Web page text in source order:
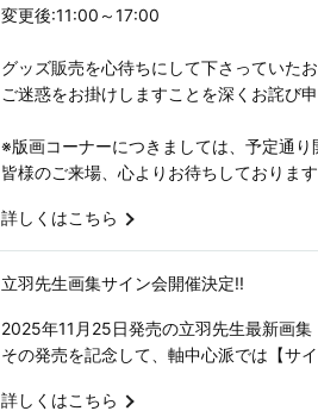
変更後:11:00～17:00
グッズ販売を心待ちにして下さっていた
ご迷惑をお掛けしますことを深くお詫び申
※版画コーナーにつきましては、予定通り
皆様のご来場、心よりお待ちしております
詳しくはこちら
立羽先生画集サイン会開催決定!!
2025年11月25日発売の立羽先生最新画集
その発売を記念して、軸中心派では【サ
詳しくはこちら